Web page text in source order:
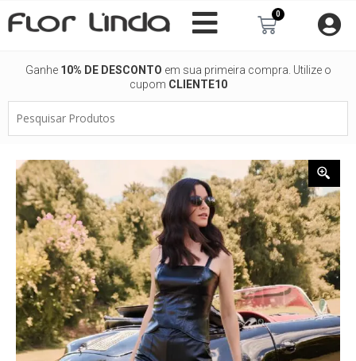
para
0
Carrinho
Ganhe 10% DE DESCONTO em sua primeira compra. Utilize o
cupom CLIENTE10
Produtos